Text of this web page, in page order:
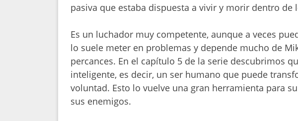
pasiva que estaba dispuesta a vivir y morir dentro de
Es un luchador muy competente, aunque a veces
lo suele meter en problemas y depende mucho de
percances. En el capítulo 5 de la serie descubrimos
inteligente, es decir, un ser humano que puede
voluntad. Esto lo vuelve una gran herramienta para
sus enemigos.